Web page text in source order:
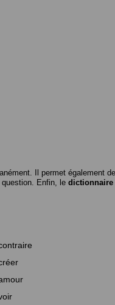
Il permet également
Enfin, le dictionnaire